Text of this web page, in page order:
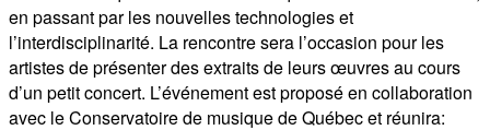
en passant par les nouvelles technologies et
l’interdisciplinarité. La rencontre sera l’occasion pour les
artistes de présenter des extraits de leurs œuvres au cours
d’un petit concert. L’événement est proposé en collaboration
avec le Conservatoire de musique de Québec et réunira: